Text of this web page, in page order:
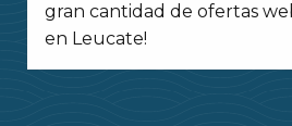
gran cantidad de ofertas
en Leucate!